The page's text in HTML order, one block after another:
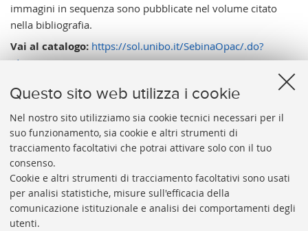
Questo sito web utilizza i cookie
Nel nostro sito utilizziamo sia cookie tecnici necessari per il
suo funzionamento, sia cookie e altri strumenti di
tracciamento facoltativi che potrai attivare solo con il tuo
consenso.
Cookie e altri strumenti di tracciamento facoltativi sono usati
per analisi statistiche, misure sull'efficacia della
comunicazione istituzionale e analisi dei comportamenti degli
utenti.
immagini in sequenza sono pubblicate nel volume citato
nella bibliografia.
Vai al catalogo: https://sol.unibo.it/SebinaOpac/.do?
idopac=UBO7844922
UNIVERSITARIA
Presidente: prof. Francesco Citti
Coordinatrice gestionale: Maria Pia Torricelli
Responsabile Amministrativo: Luigia Di Pumpo